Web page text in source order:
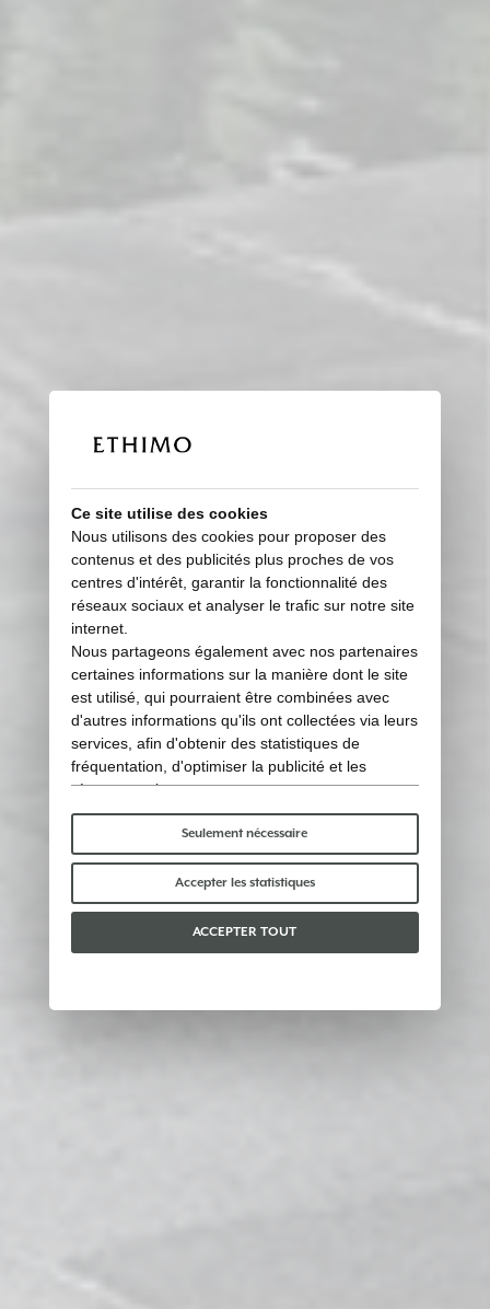
Ce site utilise des cookies
Nous utilisons des cookies pour proposer des
contenus et des publicités plus proches de vos
centres d'intérêt, garantir la fonctionnalité des
réseaux sociaux et analyser le trafic sur notre site
internet.
Nous partageons également avec nos partenaires
certaines informations sur la manière dont le site
est utilisé, qui pourraient être combinées avec
d'autres informations qu'ils ont collectées via leurs
services, afin d'obtenir des statistiques de
fréquentation, d'optimiser la publicité et les
réseaux sociaux.
Certains cookies « techniques » sont
indispensables au bon fonctionnement du site et
ne traitent ni ne partagent aucune donnée
personnelle avec des tiers. Pour en savoir plus,
vous pouvez consulter notrepolitique en matière
Veuillez choisir les cookies que vous acceptez :
Seulement nécessaire
Accepter les statistiques
ACCEPTER TOUT